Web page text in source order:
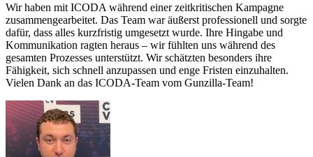
Wir haben mit ICODA während einer zeitkritischen Kampagne
zusammengearbeitet. Das Team war äußerst professionell und sorgte
dafür, dass alles kurzfristig umgesetzt wurde. Ihre Hingabe und
Kommunikation ragten heraus – wir fühlten uns während des
gesamten Prozesses unterstützt. Wir schätzten besonders ihre
Fähigkeit, sich schnell anzupassen und enge Fristen einzuhalten.
Vielen Dank an das ICODA-Team vom Gunzilla-Team!